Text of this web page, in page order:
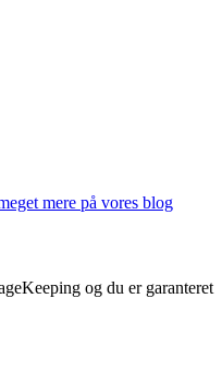
mere på vores blog
og du er garanteret